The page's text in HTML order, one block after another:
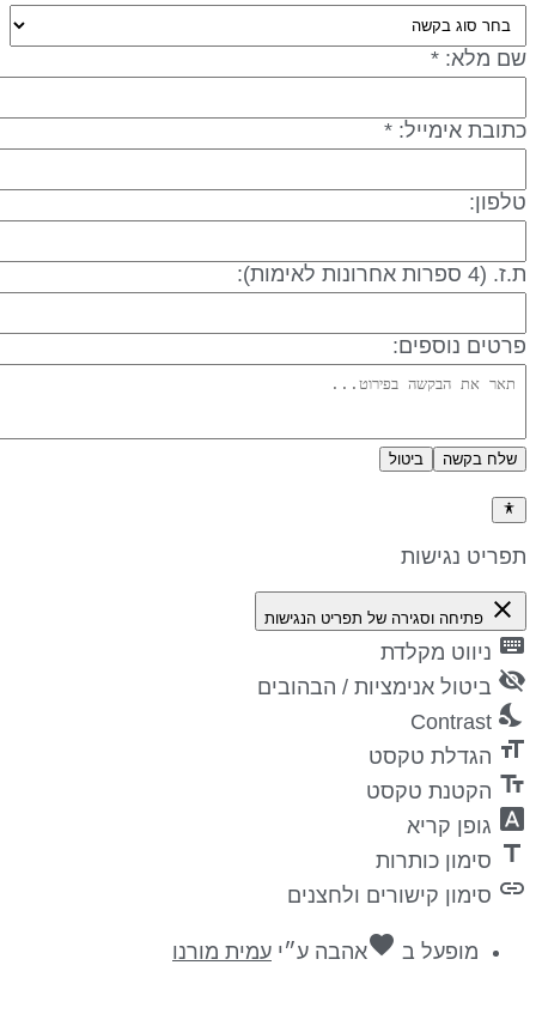
מלא: *
אימייל: *
ספרות אחרונות לאימות):
נוספים:
שלח בקשה ביטול
נגישות
close פתיחה וסגירה של תפריט הנגישות
ניווט מקלדת
ביטול אנימציות / הבהובים
Contrast
הגדלת טקסט
הקטנת טקסט
גופן קריא
סימון כותרות
סימון קישורים ולחצנים
מופעל בfavoriteאהבהע״יעמית מורנו